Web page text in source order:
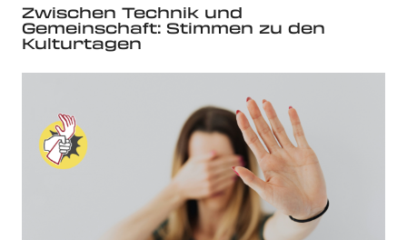
Zwischen Technik und
Gemeinschaft: Stimmen zu den
Kulturtagen